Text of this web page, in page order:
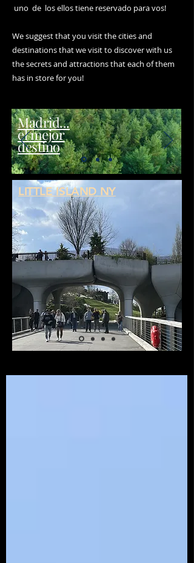
uno de los ellos tiene reservado para vos!
We suggest that you visit the cities and
destinations that we visit to discover with us
the secrets and attractions that each of them
has in store for you!
Madrid...
el mejor
destino
LITTLE ISLAND NY